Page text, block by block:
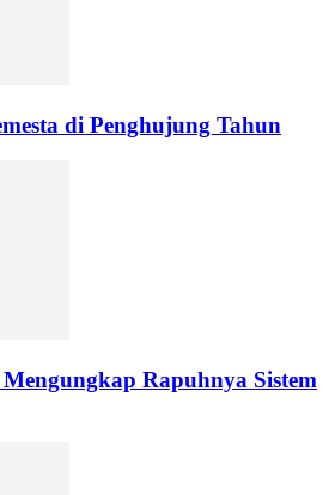
di Penghujung Tahun
Rapuhnya Sistem